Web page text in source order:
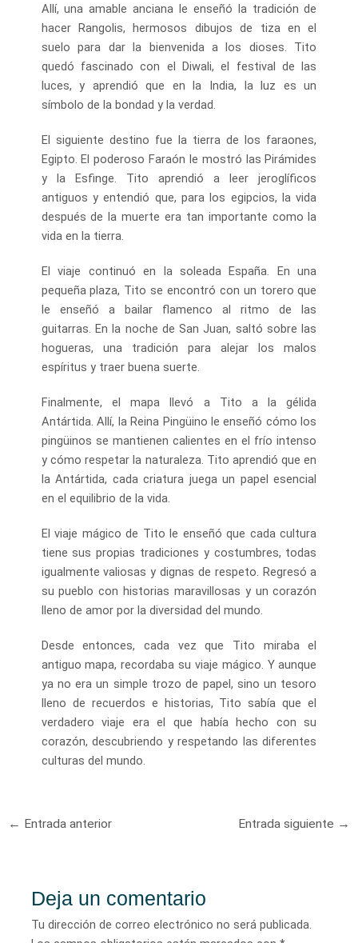
Allí, una amable anciana le enseñó la tradición de
hacer Rangolis, hermosos dibujos de tiza en el
suelo para dar la bienvenida a los dioses. Tito
quedó fascinado con el Diwali, el festival de las
luces, y aprendió que en la India, la luz es un
símbolo de la bondad y la verdad.
El siguiente destino fue la tierra de los faraones,
Egipto. El poderoso Faraón le mostró las Pirámides
y la Esfinge. Tito aprendió a leer jeroglíficos
antiguos y entendió que, para los egipcios, la vida
después de la muerte era tan importante como la
vida en la tierra.
El viaje continuó en la soleada España. En una
pequeña plaza, Tito se encontró con un torero que
le enseñó a bailar flamenco al ritmo de las
guitarras. En la noche de San Juan, saltó sobre las
hogueras, una tradición para alejar los malos
espíritus y traer buena suerte.
Finalmente, el mapa llevó a Tito a la gélida
Antártida. Allí, la Reina Pingüino le enseñó cómo los
pingüinos se mantienen calientes en el frío intenso
y cómo respetar la naturaleza. Tito aprendió que en
la Antártida, cada criatura juega un papel esencial
en el equilibrio de la vida.
El viaje mágico de Tito le enseñó que cada cultura
tiene sus propias tradiciones y costumbres, todas
igualmente valiosas y dignas de respeto. Regresó a
su pueblo con historias maravillosas y un corazón
lleno de amor por la diversidad del mundo.
Desde entonces, cada vez que Tito miraba el
antiguo mapa, recordaba su viaje mágico. Y aunque
ya no era un simple trozo de papel, sino un tesoro
lleno de recuerdos e historias, Tito sabía que el
verdadero viaje era el que había hecho con su
corazón, descubriendo y respetando las diferentes
culturas del mundo.
Navegación
← Entrada anterior Entrada siguiente →
Deja un comentario
Tu dirección de correo electrónico no será publicada.